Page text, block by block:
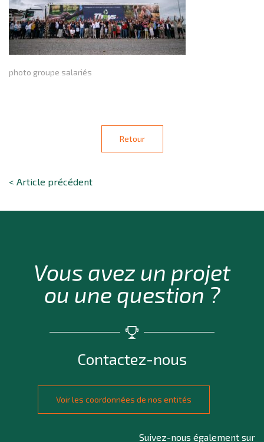
photo groupe salariés
Retour
< Article précédent
Vous avez un projet
ou une question ?
Contactez-nous
Voir les coordonnées de nos entités
Suivez-nous également sur